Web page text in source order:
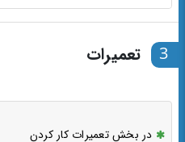
3 تعمیرات
در بخش تعمیرات کار کردن